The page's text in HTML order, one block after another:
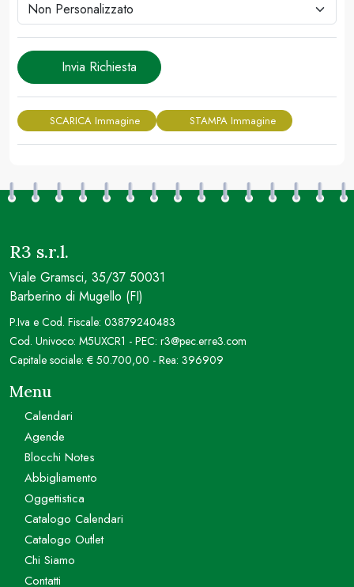
Invia Richiesta
SCARICA Immagine STAMPA Immagine
R3 s.r.l.
Viale Gramsci, 35/37 50031
Barberino di Mugello (FI)
P.Iva e Cod. Fiscale: 03879240483
Cod. Univoco: M5UXCR1 - PEC: r3@pec.erre3.com
Capitale sociale: € 50.700,00 - Rea: 396909
Menu
Calendari
Agende
Blocchi Notes
Abbigliamento
Oggettistica
Catalogo Calendari
Catalogo Outlet
Chi Siamo
Contatti